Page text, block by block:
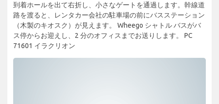
到着ホールを出て右折し、小さなゲートを通過します。幹線道
路を渡ると、レンタカー会社の駐車場の前にバスステーション
（木製のキオスク）が見えます。 Wheego シャトル バスがバ
ス停からお迎えし、2 分のオフィスまでお送りします。 PC
71601 イラクリオン